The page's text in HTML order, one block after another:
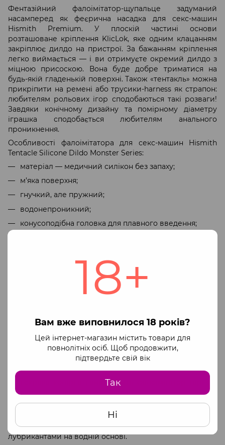
18+
Вам вже виповнилося 18 років?
Цей інтернет-магазин містить товари для
повнолітніх осіб. Щоб продовжити,
підтвердьте свій вік
Так
Ні
Фентазійний фалоімітатор-щупальце задуманий
насамперед як феєрична насадка для секс-машин
Hismith Premium. У плоскій частині основи
розташоване кріплення KlicLok, яке одним клацанням
закріплює дилдо на пристрої. За бажанням кріплення
легко виймається — і ви отримуєте окремий дилдо з
міцною присоскою. Вона буде добре триматися на
будь-якій гладенькій поверхні. Також «тентакль» можна
прикріпити на ремені або трусики-harness як страпон:
любителям рольових ігор сподобаються такі розваги!
Завдяки конічному дизайну та помірному діаметру
іграшка сподобається любителям анального
проникнення.
Особливості фалоімітатора для секс-машин Hismith
Tentacle Silicone Dildo Monster Series:
матеріал — медичний силікон без запаху;
м’яка поверхня;
гнучкий, але пружний;
водонепроникний;
конусоподібна головка для плавного введення;
система KlicLok — сумісний з усіма секс-машинами
можна використовувати як окрему іграшку;
не пористий матеріал — легко чиститься;
без фталатів і латексу — виріб гіпоалергенний та
яскрава колірна гама робить фалоімітатор гарною
ідеєю для пікантного подарунка.
Рекомендації з використання та догляду. Для
максимального комфорту використовуйте з великою
кількістю змазки. Іграшка поєднується тільки з
лубрикантами на водній основі.